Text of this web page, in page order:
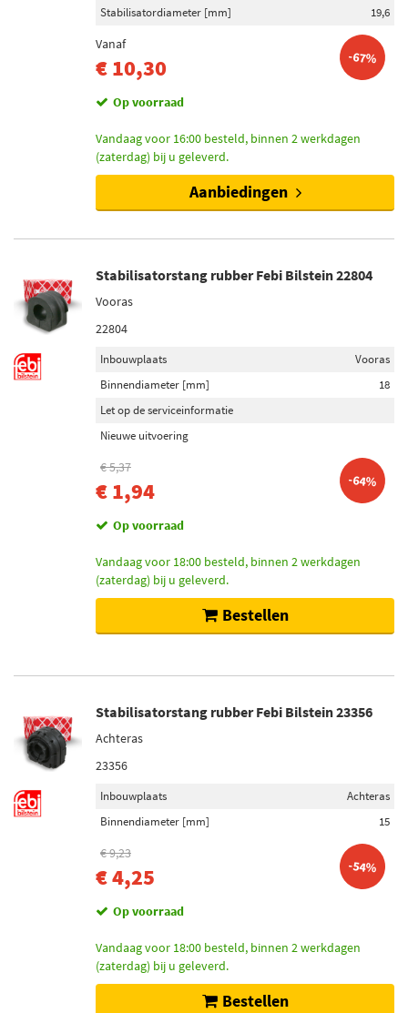
Stabilisatordiameter [mm] 19,6
Vanaf
€ 10,30 -67%
Op voorraad
Vandaag voor 16:00 besteld, binnen 2 werkdagen
(zaterdag) bij u geleverd.
Aanbiedingen
Stabilisatorstang rubber Febi Bilstein 22804
Vooras
22804
Inbouwplaats
Vooras
Binnendiameter [mm]
18
Let op de serviceinformatie
Nieuwe uitvoering
€ 5,37
€ 1,94 -64%
Op voorraad
Vandaag voor 18:00 besteld, binnen 2 werkdagen
(zaterdag) bij u geleverd.
Bestellen
Stabilisatorstang rubber Febi Bilstein 23356
Achteras
23356
Inbouwplaats
Achteras
Binnendiameter [mm]
15
€ 9,23
€ 4,25 -54%
Op voorraad
Vandaag voor 18:00 besteld, binnen 2 werkdagen
(zaterdag) bij u geleverd.
Bestellen